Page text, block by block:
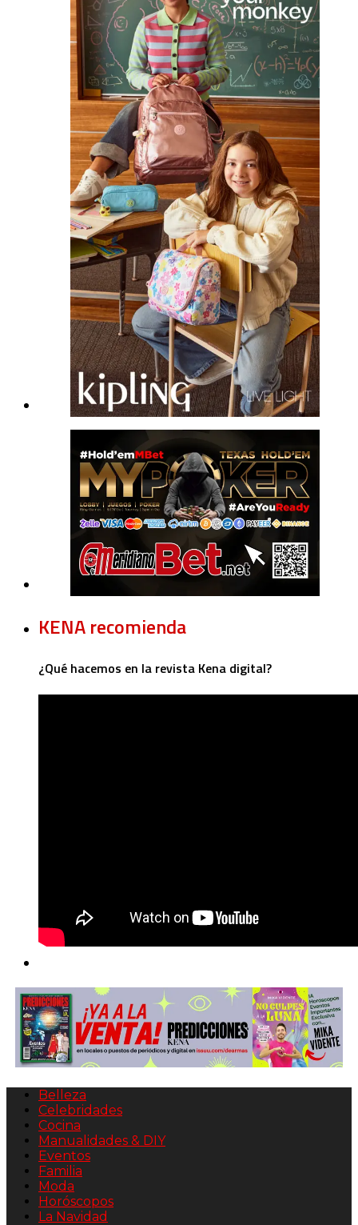
KENA recomienda
¿Qué hacemos en la revista Kena digital?
Belleza
Celebridades
Cocina
Manualidades & DIY
Eventos
Familia
Moda
Horóscopos
La Navidad